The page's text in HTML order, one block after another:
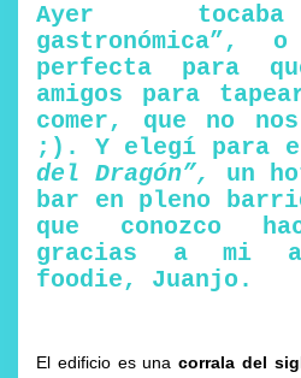
Ayer tocaba
gastronómica”,
perfecta para
amigos para
comer, que no
;). Y elegí para
del Dragón”,
un
bar en pleno
que conozco
gracias a mi
foodie, Juanjo.
El edificio es unacorrala del